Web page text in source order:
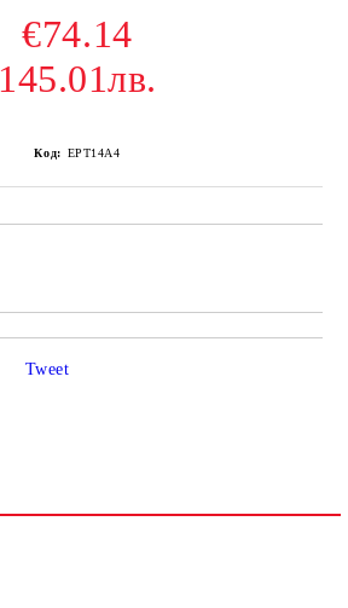
€74.14
145.01лв.
Код: EPT14A4
Tweet